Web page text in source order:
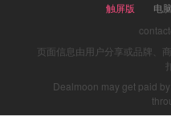
触屏版 电
页面信息由用户分享或品牌、
Dealmoon may get paid